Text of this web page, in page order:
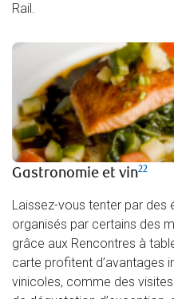
Rail.
Gastronomie et vin22
Laissez-vous tenter par
organisés par certains des
grâce aux Rencontres à
carte profitent d’avantages
vinicoles, comme des